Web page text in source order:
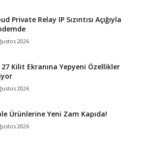
Private Relay IP Sızıntısı Açığıyla
2026
27 Kilit Ekranına Yepyeni Özellikler
2026
Ürünlerine Yeni Zam Kapıda!
2026